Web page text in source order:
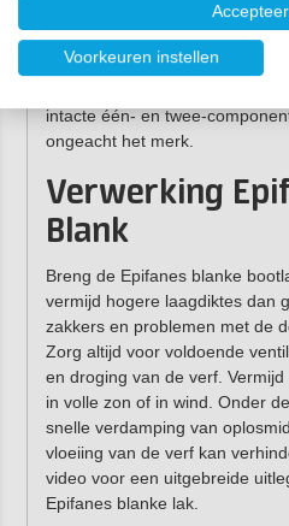
werk op massief kaal hout
mahonie, oregon pine),
buiten, boven de waterlijn.
intacte één- en twee-
ongeacht het merk.
Verwerking
Blank
Breng de Epifanes blanke
vermijd hogere laagdiktes dan
zakkers en problemen met de
Zorg altijd voor voldoende
en droging van de verf.
in volle zon of in wind. Onder
snelle verdamping van
vloeiing van de verf kan
video voor een uitgebreide
Epifanes blanke lak.
Voorkeuren instellen